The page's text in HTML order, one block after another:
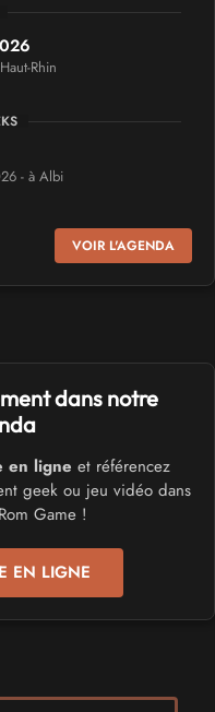
Rhin
- à Albi
vidéo et des loisirs
VOIR L'AGENDA
dans notre
en ligne et référencez
geek ou jeu vidéo dans
Game !
EN LIGNE